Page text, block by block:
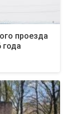
проезда
года